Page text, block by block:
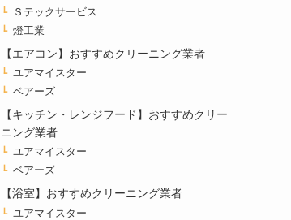
Ｓテックサービス
燈工業
【エアコン】おすすめクリーニング業者
ユアマイスター
ベアーズ
【キッチン・レンジフード】おすすめクリー
ニング業者
ユアマイスター
ベアーズ
【浴室】おすすめクリーニング業者
ユアマイスター